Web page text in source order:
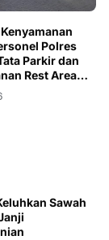
Polres
Parkir dan
Rest Area
Sawah